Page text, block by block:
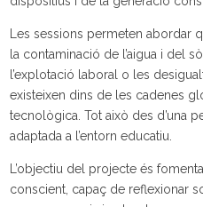
Les sessions permeten abordar
la contaminació de l’aigua i del
l’explotació laboral o les
existeixen dins de les cadenes
tecnològica. Tot això des d’una
adaptada a l’entorn educatiu.
L’objectiu del projecte és
conscient, capaç de reflexionar